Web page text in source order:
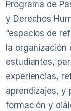
Programa de
y Derechos
“espacios de
la
estudiantes,
experiencias,
aprendizajes, y
formación y